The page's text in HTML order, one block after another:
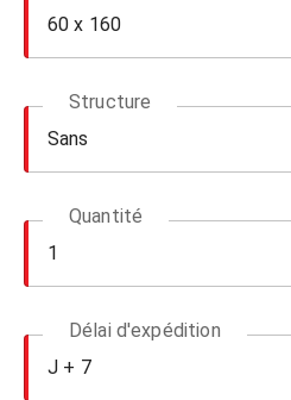
Structure
Quantité
Délai d'expédition